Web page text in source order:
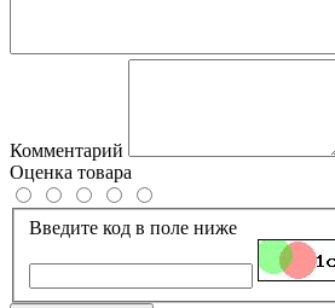
Комментарий
Оценка товара
Введите код в поле ниже